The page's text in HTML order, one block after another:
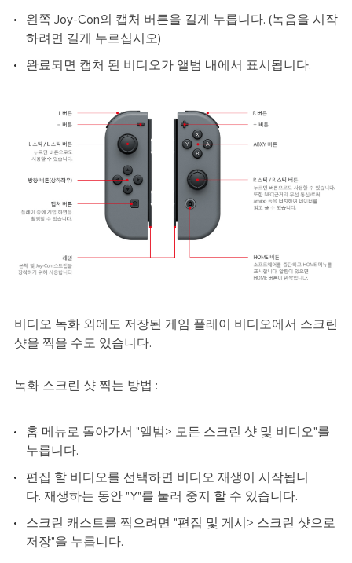
왼쪽 Joy-Con의 캡처 버튼을 길게 누릅니다. (녹음을 시작
하려면 길게 누르십시오)
완료되면 캡처 된 비디오가 앨범 내에서 표시됩니다.
비디오 녹화 외에도 저장된 게임 플레이 비디오에서 스크린
샷을 찍을 수도 있습니다.
녹화 스크린 샷 찍는 방법 :
홈 메뉴로 돌아가서 "앨범> 모든 스크린 샷 및 비디오"를
누릅니다.
편집 할 비디오를 선택하면 비디오 재생이 시작됩니
다. 재생하는 동안 "Y"를 눌러 중지 할 수 있습니다.
스크린 캐스트를 찍으려면 "편집 및 게시> 스크린 샷으로
저장"을 누릅니다.